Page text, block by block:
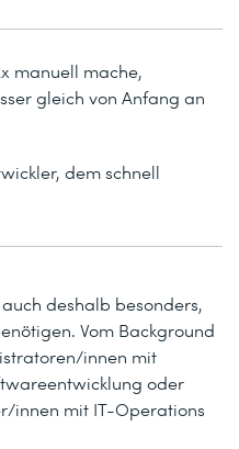
manuell mache,
gleich von Anfang an
dem schnell
deshalb besonders,
Vom Background
innen mit
oder
innen mit IT-Operations